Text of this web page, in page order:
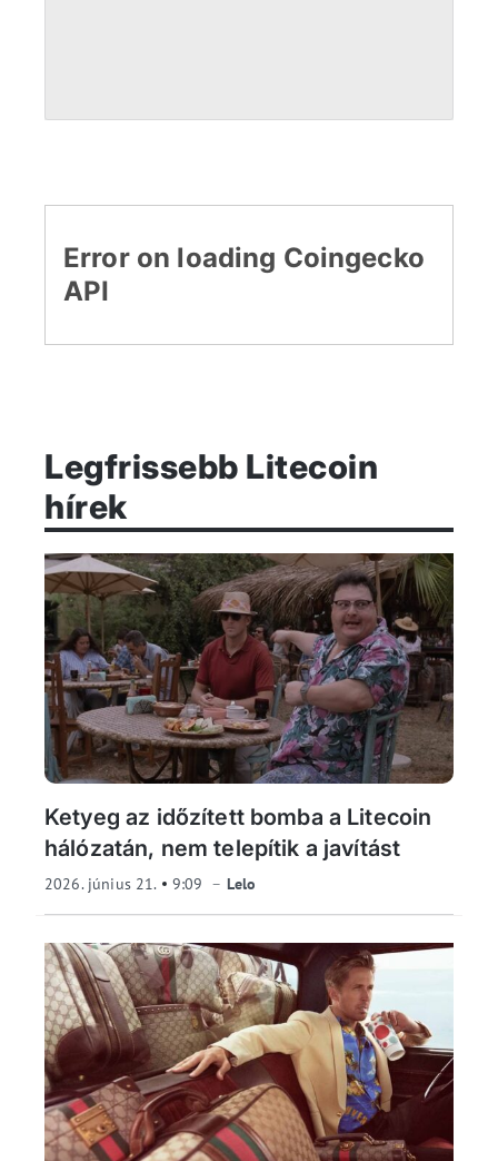
Legfrissebb Litecoin
hírek
Ketyeg az időzített bomba a Litecoin
hálózatán, nem telepítik a javítást
2026. június 21. 9:09 Lelo